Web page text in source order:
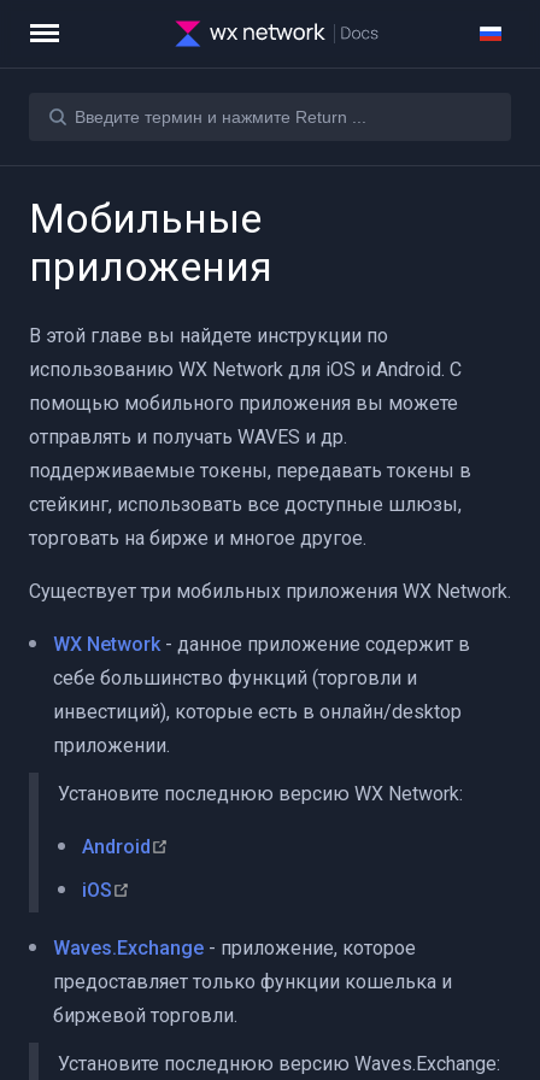
Мобильные
приложения
В этой главе вы найдете инструкции по
использованию WX Network для iOS и Android. С
помощью мобильного приложения вы можете
отправлять и получать WAVES и др.
поддерживаемые токены, передавать токены в
стейкинг, использовать все доступные шлюзы,
торговать на бирже и многое другое.
Существует три мобильных приложения WX Network.
WX Network- данное приложение содержит в
себе большинство функций (торговли и
инвестиций), которые есть в онлайн/desktop
приложении.
Установите последнюю версию WX Network:
Android
iOS
Waves.Exchange - приложение, которое
предоставляет только функции кошелька и
биржевой торговли.
Установите последнюю версию Waves.Exchange: